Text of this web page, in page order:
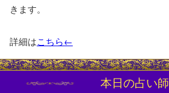
きます。
詳細はこちら←
本日の占い師